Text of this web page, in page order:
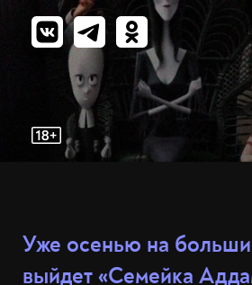
Уже осенью на
выйдет «Семейка